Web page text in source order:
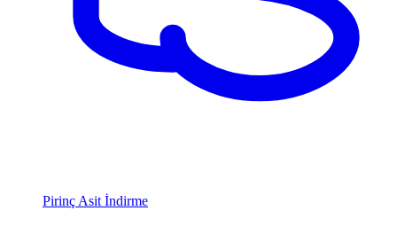
Pirinç Asit İndirme